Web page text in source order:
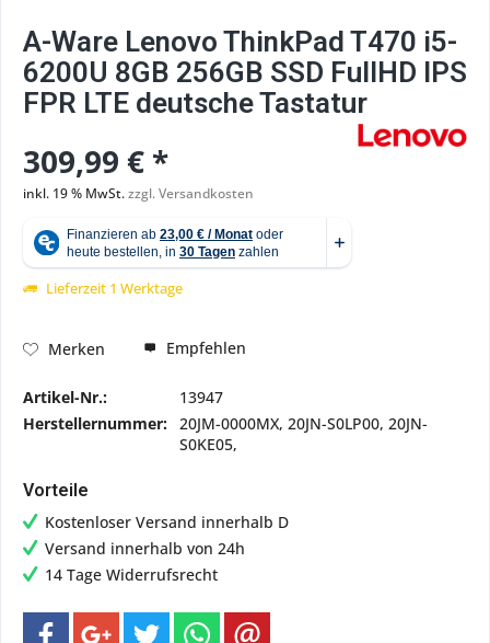
A-Ware Lenovo ThinkPad T470 i5-
6200U 8GB 256GB SSD FullHD IPS
FPR LTE deutsche Tastatur
309,99 € *
inkl. 19 % MwSt.zzgl. Versandkosten
Lieferzeit 1 Werktage
Merken Empfehlen
Artikel-Nr.:
13947
Herstellernummer: 20JM-0000MX, 20JN-S0LP00, 20JN-
S0KE05,
Vorteile
Kostenloser Versand innerhalb D
Versand innerhalb von 24h
14 Tage Widerrufsrecht